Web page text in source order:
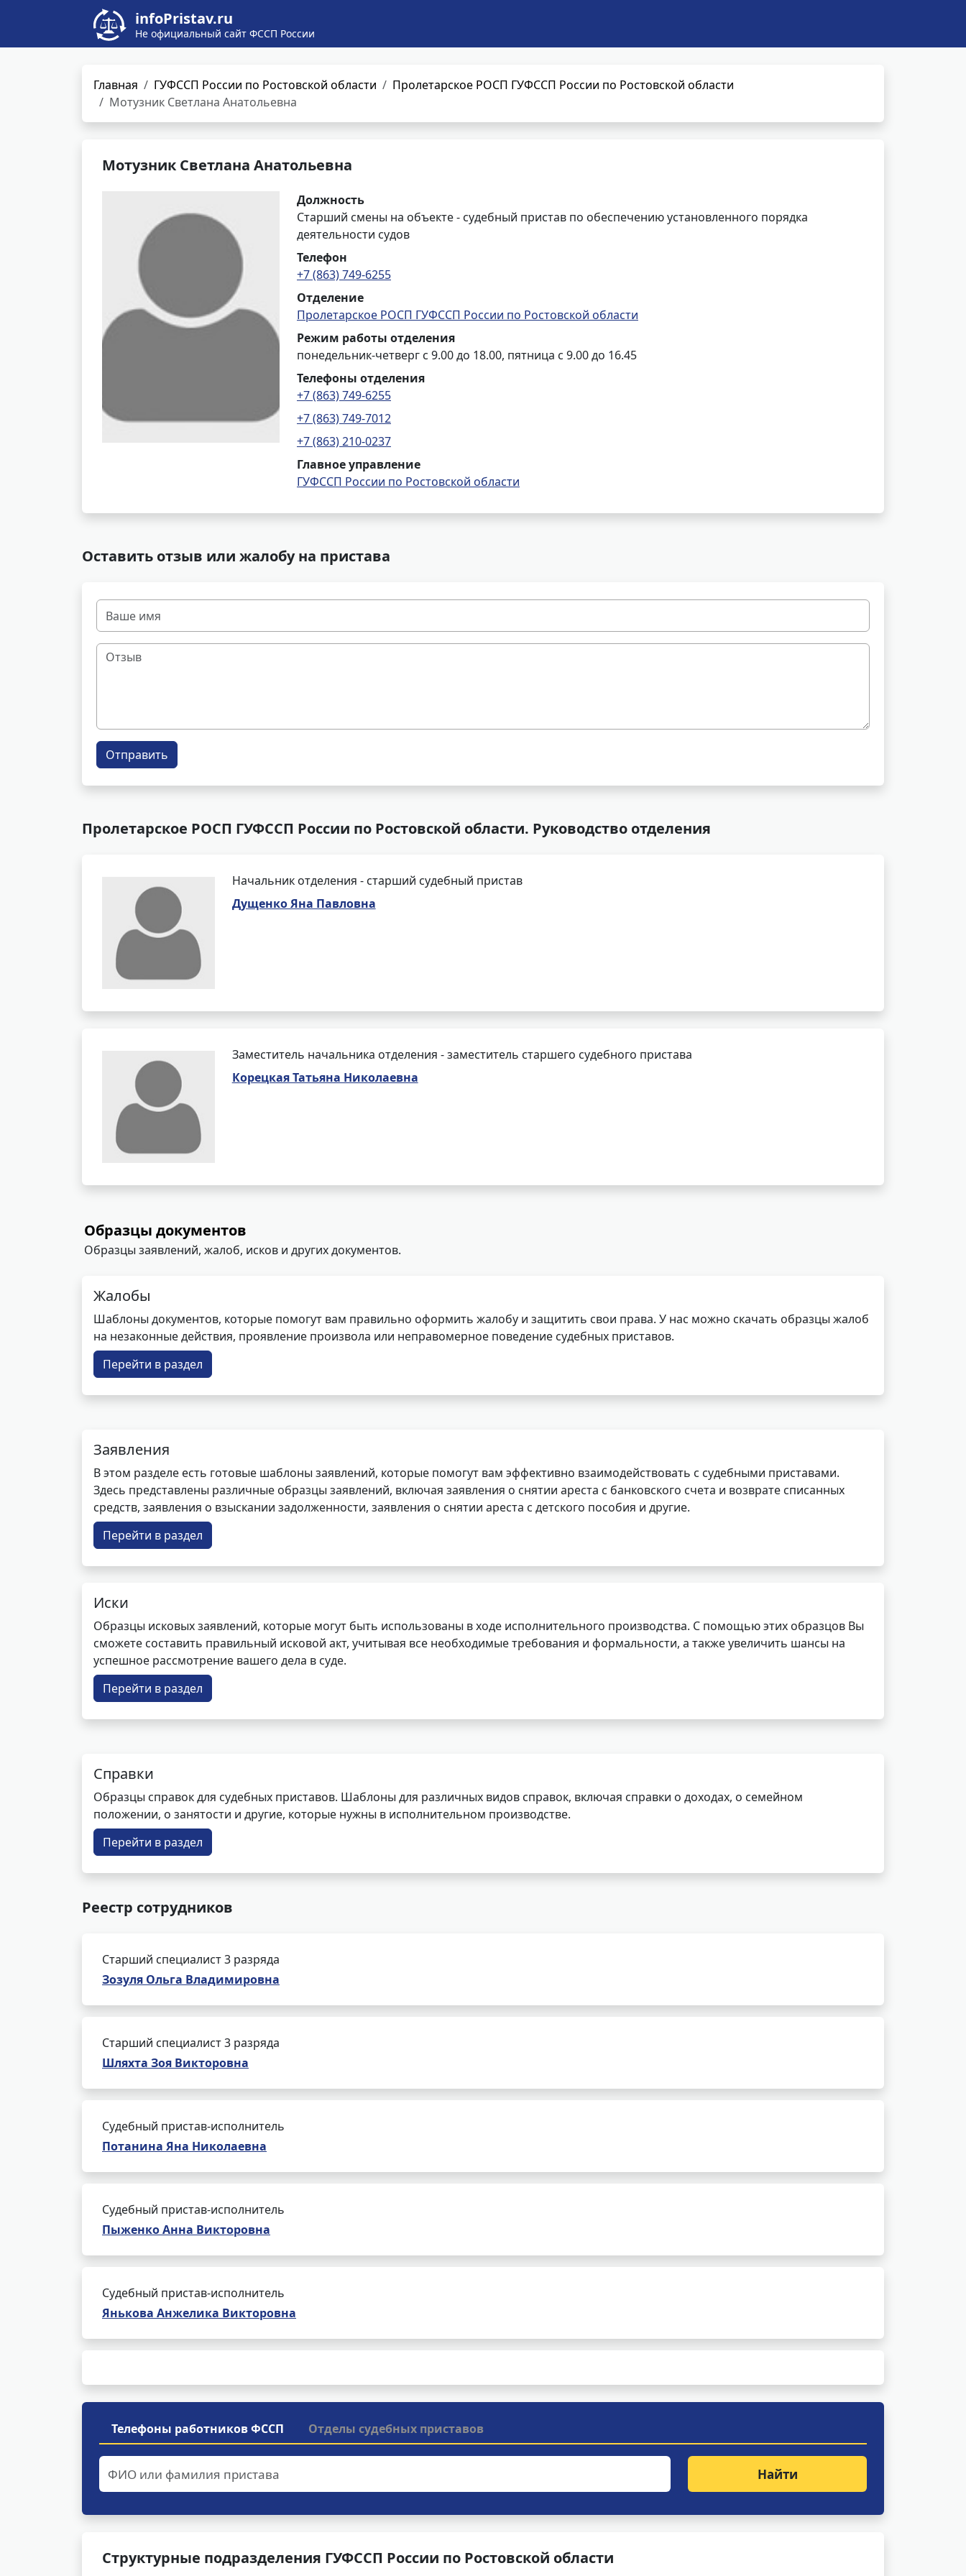
infoPristav.ru
Не официальный сайт ФССП России
Главная ГУФССП России по Ростовской области
Пролетарское РОСП ГУФССП России по Ростовской области
Мотузник Светлана Анатольевна
Мотузник Светлана Анатольевна
Должность
Старший смены на объекте - судебный пристав по обеспечению установленного порядка
деятельности судов
Телефон
+7 (863) 749-6255
Отделение
Пролетарское РОСП ГУФССП России по Ростовской области
Режим работы отделения
понедельник-четверг с 9.00 до 18.00, пятница с 9.00 до 16.45
Телефоны отделения
+7 (863) 749-6255
+7 (863) 749-7012
+7 (863) 210-0237
Главное управление
ГУФССП России по Ростовской области
Оставить отзыв или жалобу на пристава
Отправить
Пролетарское РОСП ГУФССП России по Ростовской области. Руководство отделения
Начальник отделения - старший судебный пристав
Дущенко Яна Павловна
Заместитель начальника отделения - заместитель старшего судебного пристава
Корецкая Татьяна Николаевна
Образцы документов
Образцы заявлений, жалоб, исков и других документов.
Жалобы
Шаблоны документов, которые помогут вам правильно оформить жалобу и защитить свои права. У нас можно скачать образцы жалоб
на незаконные действия, проявление произвола или неправомерное поведение судебных приставов.
Перейти в раздел
Заявления
В этом разделе есть готовые шаблоны заявлений, которые помогут вам эффективно взаимодействовать с судебными приставами.
Здесь представлены различные образцы заявлений, включая заявления о снятии ареста с банковского счета и возврате списанных
средств, заявления о взыскании задолженности, заявления о снятии ареста с детского пособия и другие.
Перейти в раздел
Иски
Образцы исковых заявлений, которые могут быть использованы в ходе исполнительного производства. С помощью этих образцов Вы
сможете составить правильный исковой акт, учитывая все необходимые требования и формальности, а также увеличить шансы на
успешное рассмотрение вашего дела в суде.
Перейти в раздел
Справки
Образцы справок для судебных приставов. Шаблоны для различных видов справок, включая справки о доходах, о семейном
положении, о занятости и другие, которые нужны в исполнительном производстве.
Перейти в раздел
Реестр сотрудников
Старший специалист 3 разряда
Зозуля Ольга Владимировна
Старший специалист 3 разряда
Шляхта Зоя Викторовна
Судебный пристав-исполнитель
Потанина Яна Николаевна
Судебный пристав-исполнитель
Пыженко Анна Викторовна
Судебный пристав-исполнитель
Янькова Анжелика Викторовна
Телефоны работников ФССП Отделы судебных приставов
Найти
Структурные подразделения ГУФССП России по Ростовской области